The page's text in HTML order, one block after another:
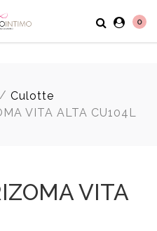
0
/ Culotte
VITA ALTA CU104L
VITA